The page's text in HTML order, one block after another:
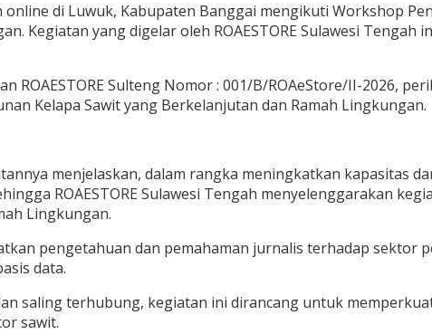
online di Luwuk, Kabupaten Banggai mengikuti Workshop
Kegiatan yang digelar oleh ROAESTORE Sulawesi Tengah
ROAESTORE Sulteng Nomor : 001/B/ROAeStore/II-2026,
Kelapa Sawit yang Berkelanjutan dan Ramah Lingkungan.
menjelaskan, dalam rangka meningkatkan kapasitas
ROAESTORE Sulawesi Tengah menyelenggarakan
Lingkungan.
pengetahuan dan pemahaman jurnalis terhadap sektor
data.
saling terhubung, kegiatan ini dirancang untuk
sawit.